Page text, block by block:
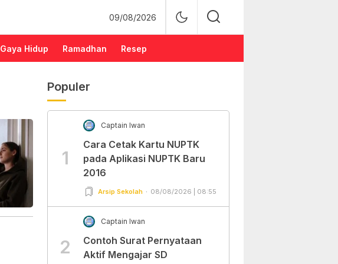
09/08/2026
Gaya Hidup Ramadhan Resep
Populer
1
Captain Iwan
Cara Cetak Kartu NUPTK
pada Aplikasi NUPTK Baru
2016
Arsip Sekolah 08/08/2026 | 08:55
2
Captain Iwan
Contoh Surat Pernyataan
Aktif Mengajar SD